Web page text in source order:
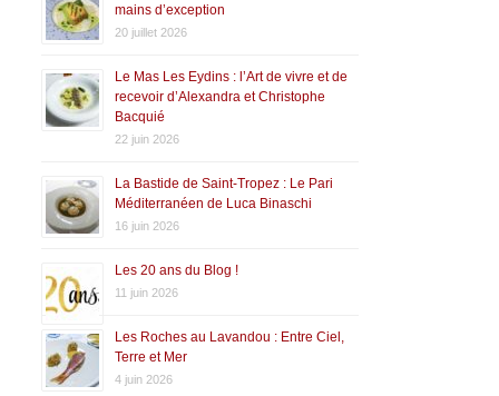
mains d’exception
20 juillet 2026
Le Mas Les Eydins : l’Art de vivre et de
recevoir d’Alexandra et Christophe
Bacquié
22 juin 2026
La Bastide de Saint-Tropez : Le Pari
Méditerranéen de Luca Binaschi
16 juin 2026
Les 20 ans du Blog !
11 juin 2026
Les Roches au Lavandou : Entre Ciel,
Terre et Mer
4 juin 2026